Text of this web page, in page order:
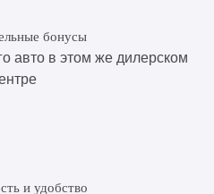
бонусы
авто в этом же дилерском
и удобство